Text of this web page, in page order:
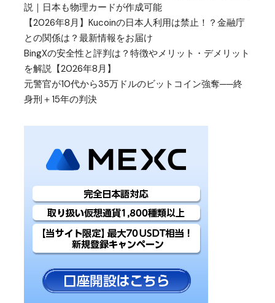
説｜日本も物理カードが作成可能
【2026年8月】Kucoinの日本人利用は禁止！？金融庁
との関係は？最新情報をお届け
BingXの安全性と評判は？特徴やメリット・デメリット
を解説【2026年8月】
元警官が10代から35万ドルのビットコイン強奪──終
身刑＋15年の判決